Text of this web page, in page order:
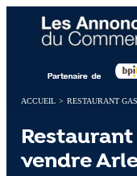
ACCUEIL > RESTAURANT
vendre
Panneau de gestion